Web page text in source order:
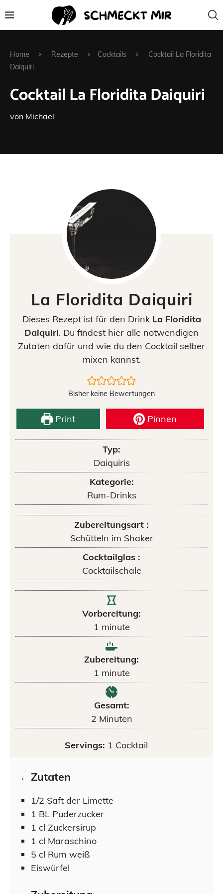
Home Rezepte Cocktails
Cocktail La Floridita
Daiquiri
Cocktail La Floridita Daiquiri
von Michael
La Floridita Daiquiri
Dieses Rezept ist für den Drink La Floridita
Daiquiri. Du findest hier alle notwendigen
Zutaten dafür und wie du den Cocktail selber
mixen kannst.
Bisher keine Bewertungen
Print Pinnen
Typ:
Daiquiris
Kategorie:
Rum-Drinks
Zubereitungsart :
Schütteln im Shaker
Cocktailglas :
Cocktailschale
Vorbereitung:
1 minute
Zubereitung:
1 minute
Gesamt:
2 Minuten
Servings: 1 Cocktail
Zutaten
1/2 Saft der Limette
1 BL Puderzucker
1 cl Zuckersirup
1 cl Maraschino
5 cl Rum weiß
Eiswürfel